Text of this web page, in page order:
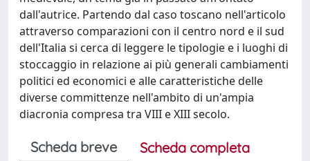
dall'autrice. Partendo dal caso toscano nell'articolo
attraverso comparazioni con il centro nord e il sud
dell'Italia si cerca di leggere le tipologie e i luoghi di
stoccaggio in relazione ai più generali cambiamenti
politici ed economici e alle caratteristiche delle
diverse committenze nell'ambito di un'ampia
diacronia compresa tra VIII e XIII secolo.
Scheda breve
Scheda completa